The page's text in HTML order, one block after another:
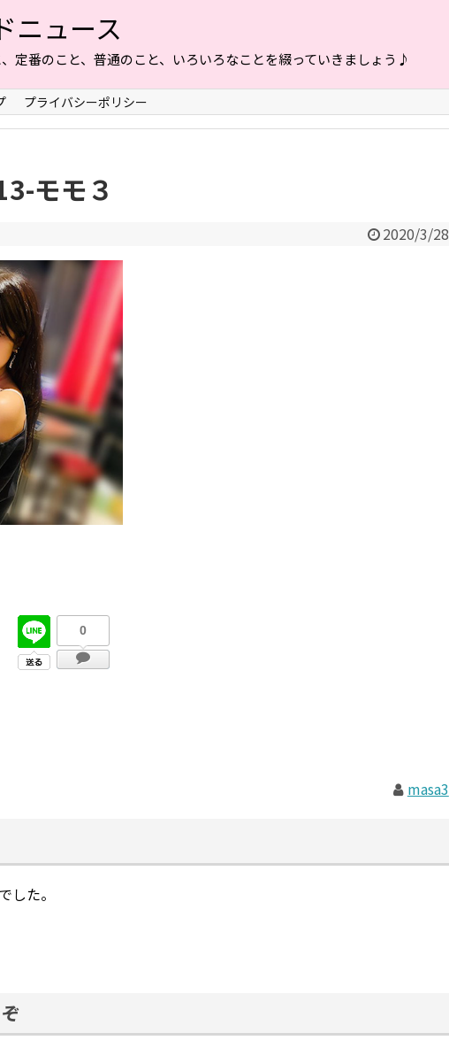
ニュース
定番のこと、普通のこと、いろいろなことを綴っていきましょう♪
プライバシーポリシー
モモ３
2020/3/28
0
masa3
した。